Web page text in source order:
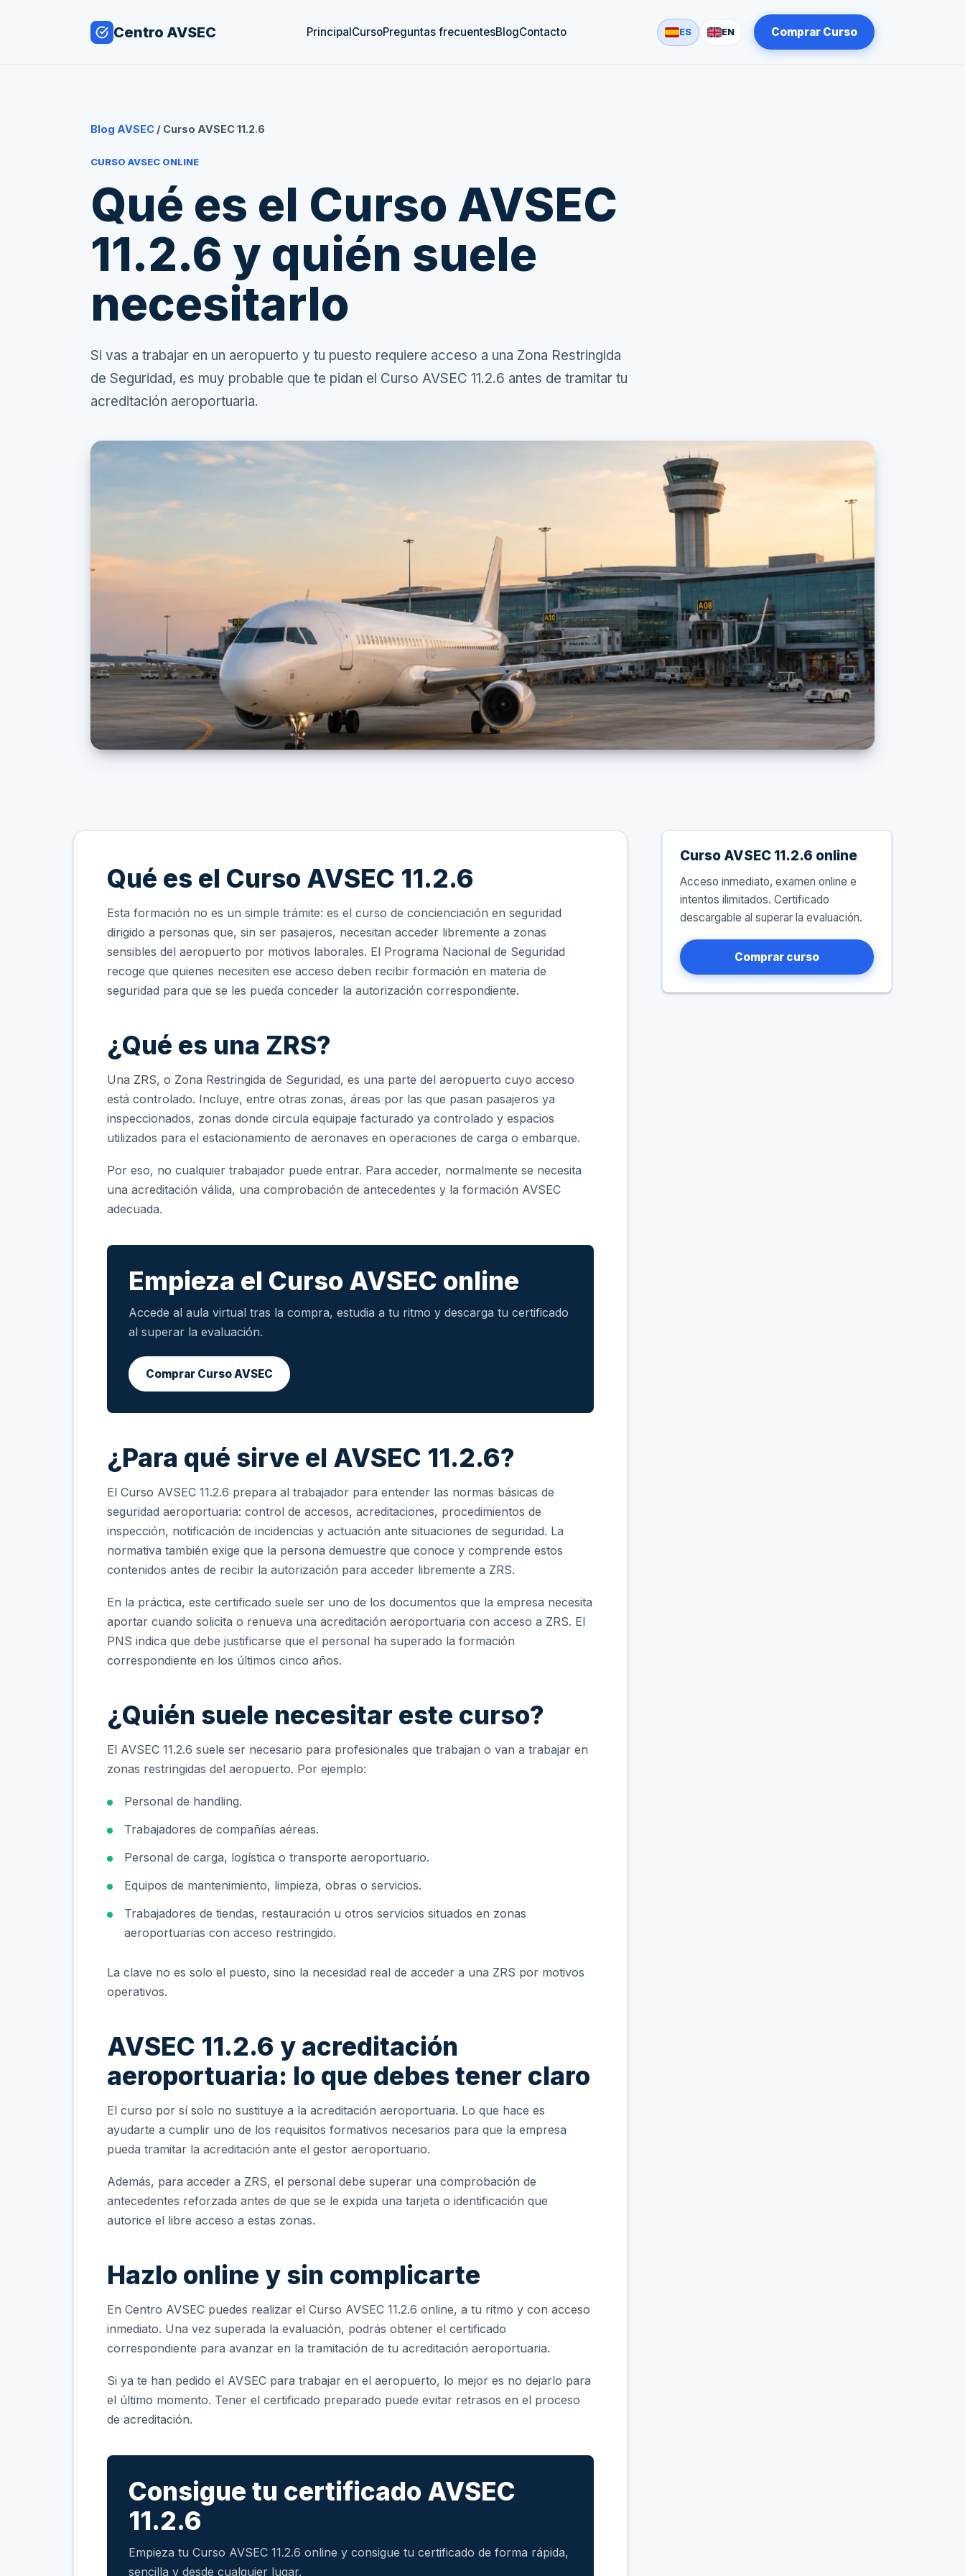
Centro AVSEC PrincipalCursoPreguntas frecuentesBlogContacto ES EN Comprar Curso
Blog AVSEC / Curso AVSEC 11.2.6
CURSO AVSEC ONLINE
Qué es el Curso AVSEC
11.2.6 y quién suele
necesitarlo
Si vas a trabajar en un aeropuerto y tu puesto requiere acceso a una Zona Restringida
de Seguridad, es muy probable que te pidan el Curso AVSEC 11.2.6 antes de tramitar tu
acreditación aeroportuaria.
Qué es el Curso AVSEC 11.2.6
Esta formación no es un simple trámite: es el curso de concienciación en seguridad
dirigido a personas que, sin ser pasajeros, necesitan acceder libremente a zonas
sensibles del aeropuerto por motivos laborales. El Programa Nacional de Seguridad
recoge que quienes necesiten ese acceso deben recibir formación en materia de
seguridad para que se les pueda conceder la autorización correspondiente.
¿Qué es una ZRS?
Una ZRS, o Zona Restringida de Seguridad, es una parte del aeropuerto cuyo acceso
está controlado. Incluye, entre otras zonas, áreas por las que pasan pasajeros ya
inspeccionados, zonas donde circula equipaje facturado ya controlado y espacios
utilizados para el estacionamiento de aeronaves en operaciones de carga o embarque.
Por eso, no cualquier trabajador puede entrar. Para acceder, normalmente se necesita
una acreditación válida, una comprobación de antecedentes y la formación AVSEC
adecuada.
Empieza el Curso AVSEC online
Accede al aula virtual tras la compra, estudia a tu ritmo y descarga tu certificado
al superar la evaluación.
Comprar Curso AVSEC
¿Para qué sirve el AVSEC 11.2.6?
El Curso AVSEC 11.2.6 prepara al trabajador para entender las normas básicas de
seguridad aeroportuaria: control de accesos, acreditaciones, procedimientos de
inspección, notificación de incidencias y actuación ante situaciones de seguridad. La
normativa también exige que la persona demuestre que conoce y comprende estos
contenidos antes de recibir la autorización para acceder libremente a ZRS.
En la práctica, este certificado suele ser uno de los documentos que la empresa necesita
aportar cuando solicita o renueva una acreditación aeroportuaria con acceso a ZRS. El
PNS indica que debe justificarse que el personal ha superado la formación
correspondiente en los últimos cinco años.
¿Quién suele necesitar este curso?
El AVSEC 11.2.6 suele ser necesario para profesionales que trabajan o van a trabajar en
zonas restringidas del aeropuerto. Por ejemplo:
Personal de handling.
Trabajadores de compañías aéreas.
Personal de carga, logística o transporte aeroportuario.
Equipos de mantenimiento, limpieza, obras o servicios.
Trabajadores de tiendas, restauración u otros servicios situados en zonas
aeroportuarias con acceso restringido.
La clave no es solo el puesto, sino la necesidad real de acceder a una ZRS por motivos
operativos.
AVSEC 11.2.6 y acreditación
aeroportuaria: lo que debes tener claro
El curso por sí solo no sustituye a la acreditación aeroportuaria. Lo que hace es
ayudarte a cumplir uno de los requisitos formativos necesarios para que la empresa
pueda tramitar la acreditación ante el gestor aeroportuario.
Además, para acceder a ZRS, el personal debe superar una comprobación de
antecedentes reforzada antes de que se le expida una tarjeta o identificación que
autorice el libre acceso a estas zonas.
Hazlo online y sin complicarte
En Centro AVSEC puedes realizar el Curso AVSEC 11.2.6 online, a tu ritmo y con acceso
inmediato. Una vez superada la evaluación, podrás obtener el certificado
correspondiente para avanzar en la tramitación de tu acreditación aeroportuaria.
Si ya te han pedido el AVSEC para trabajar en el aeropuerto, lo mejor es no dejarlo para
el último momento. Tener el certificado preparado puede evitar retrasos en el proceso
de acreditación.
Consigue tu certificado AVSEC
11.2.6
Empieza tu Curso AVSEC 11.2.6 online y consigue tu certificado de forma rápida,
sencilla y desde cualquier lugar.
Curso AVSEC 11.2.6 online
Acceso inmediato, examen online e
intentos ilimitados. Certificado
descargable al superar la evaluación.
Comprar curso